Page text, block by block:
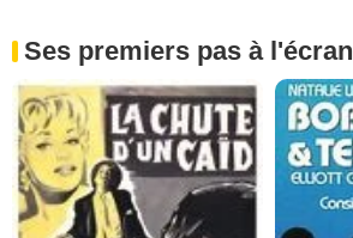
Ses premiers pas à l'écran